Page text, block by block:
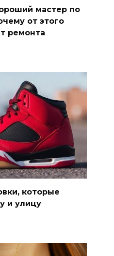
мастер по
от этого
ремонта
которые
и улицу